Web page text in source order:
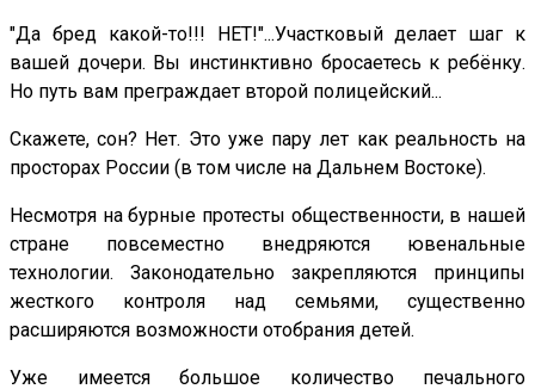
"Да бред какой-то!!! НЕТ!"...Участковый делает шаг к
вашей дочери. Вы инстинктивно бросаетесь к ребёнку.
Но путь вам преграждает второй полицейский...
Скажете, сон? Нет. Это уже пару лет как реальность на
просторах России (в том числе на Дальнем Востоке).
Несмотря на бурные протесты общественности, в нашей
стране повсеместно внедряются ювенальные
технологии. Законодательно закрепляются принципы
жесткого контроля над семьями, существенно
расширяются возможности отобрания детей.
Уже имеется большое количество печального